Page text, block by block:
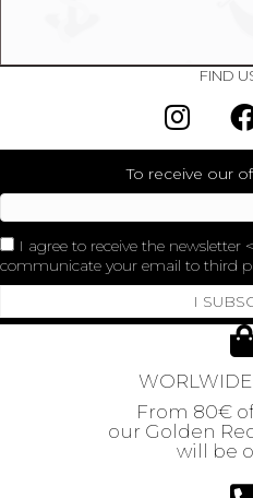
FIND
To receive our
I agree to receive the newsletter
communicate your email to third
I
From 80€
our Golden
will be